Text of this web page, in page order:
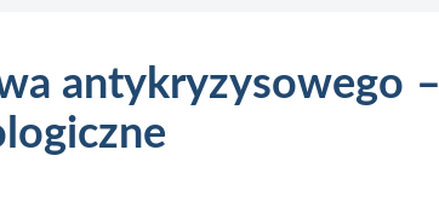
antykryzysowego –